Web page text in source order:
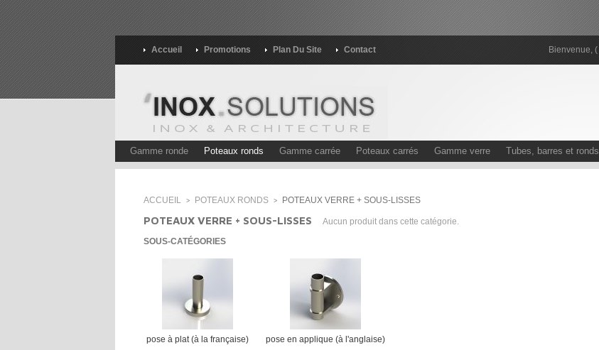
Accueil Promotions Plan Du Site Contact
Gamme ronde Poteaux ronds Gamme carrée Poteaux carrés Gamme verre Tubes, barres et ronds
Bienvenue, (
ACCUEIL > POTEAUX RONDS > POTEAUX VERRE + SOUS-LISSES
POTEAUX VERRE + SOUS-LISSES
Aucun produit dans cette catégorie.
SOUS-CATÉGORIES
pose à plat (à la française)
pose en applique (à l'anglaise)